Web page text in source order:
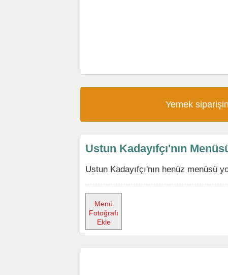
Yemek
Ustun Kadayıfçı'nın
Ustun Kadayıfçı'nın henüz menüsü
Menü
Fotoğrafı
Ekle